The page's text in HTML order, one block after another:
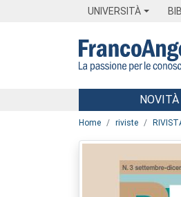
UNIVERSITÀ
Menu
NOVITÀ
Home riviste